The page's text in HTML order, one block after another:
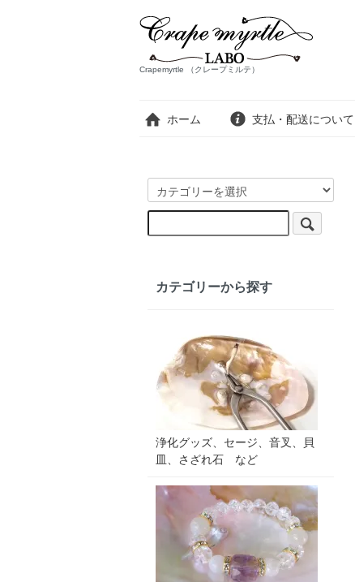
Crapemyrtle （クレープミルテ）
ホーム 支払・配送について
カテゴリーから探す
浄化グッズ、セージ、音叉、貝
皿、さざれ石 など